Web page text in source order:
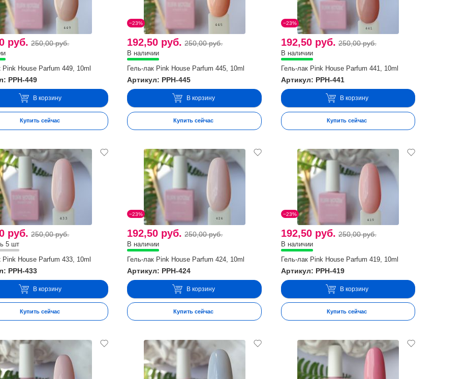
руб. 250,00 руб.
Pink House Parfum 449, 10ml
PPH-449
В корзину
Купить сейчас
−23%
192,50 руб. 250,00 руб.
В наличии
Гель-лак Pink House Parfum 445, 10ml
Артикул: PPH-445
В корзину
Купить сейчас
−23%
192,50 руб. 250,00 руб.
В наличии
Гель-лак Pink House Parfum 441, 10ml
Артикул: PPH-441
В корзину
Купить сейчас
руб. 250,00 руб.
5 шт
Pink House Parfum 433, 10ml
PPH-433
В корзину
Купить сейчас
−23%
192,50 руб. 250,00 руб.
В наличии
Гель-лак Pink House Parfum 424, 10ml
Артикул: PPH-424
В корзину
Купить сейчас
−23%
192,50 руб. 250,00 руб.
В наличии
Гель-лак Pink House Parfum 419, 10ml
Артикул: PPH-419
В корзину
Купить сейчас